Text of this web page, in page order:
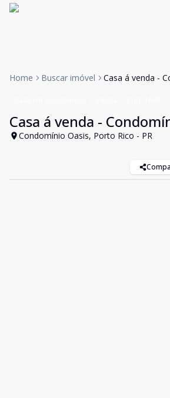
Home Buscar imóvel Casa á venda -
Casa á venda -
Condomínio Oasis, Porto Rico - PR